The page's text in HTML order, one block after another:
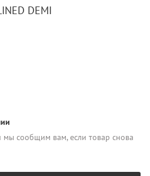
DEMI
мы сообщим вам, если товар снова